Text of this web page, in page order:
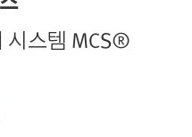
시스템 MCS®